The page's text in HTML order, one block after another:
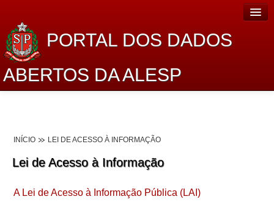
PORTAL DOS DADOS
ABERTOS DA ALESP
Lei de Acesso à Informação
Dados Governamentais Abertos
INÍCIO LEI DE ACESSO À INFORMAÇÃO
Lei de Acesso à Informação
A Lei de Acesso à Informação Pública (LAI)